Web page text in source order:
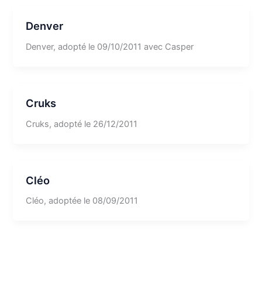
Denver
Denver, adopté le 09/10/2011 avec Casper
Cruks
Cruks, adopté le 26/12/2011
Cléo
Cléo, adoptée le 08/09/2011